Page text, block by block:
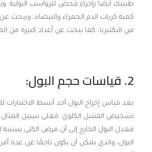
طبيبك أيضًا بإجراء فحص للرواسب البولية.
كمية كريات الدم الحمراء والبيضاء، ويبحث
من البكتيريا، كما يبحث عن أعداد كبيرة من
2. قياسات حجم البول:
يعد قياس إخراج البول أحد أبسط
تشخيص الفشل الكلوي. فعلى سبيل
معدل البول الخارج إلى أن مرض الكلى
البول، والذي يمكن أن يكون ناجمًا عن عدة